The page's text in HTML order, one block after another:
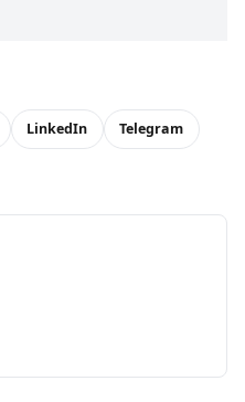
LinkedIn Telegram